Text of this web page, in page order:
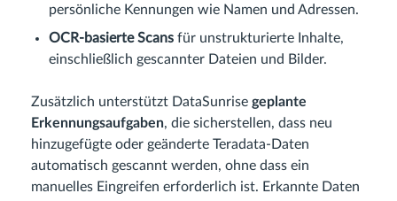
persönliche Kennungen wie Namen und Adressen.
OCR-basierte Scans für unstrukturierte Inhalte,
einschließlich gescannter Dateien und Bilder.
Zusätzlich unterstützt DataSunrise geplante
Erkennungsaufgaben, die sicherstellen, dass neu
hinzugefügte oder geänderte Teradata-Daten
automatisch gescannt werden, ohne dass ein
manuelles Eingreifen erforderlich ist. Erkannte Daten